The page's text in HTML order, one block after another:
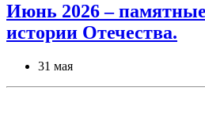
Июнь 2026 –
истории Отечества.
31 мая